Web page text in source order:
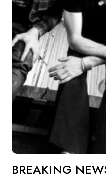
BREAKING